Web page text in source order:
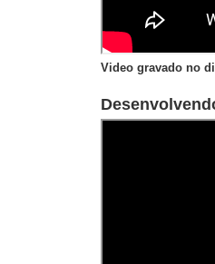
Video gravado no